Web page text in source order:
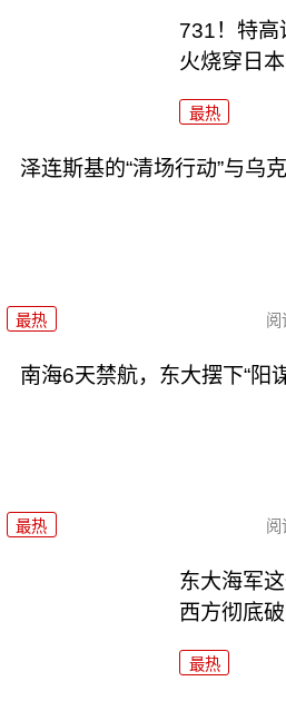
731！特高
火烧穿日
最热
泽连斯基的“清场行动”与乌
最热 阅
南海6天禁航，东大摆下“阳
最热 阅
东大海军
西方彻底破
最热